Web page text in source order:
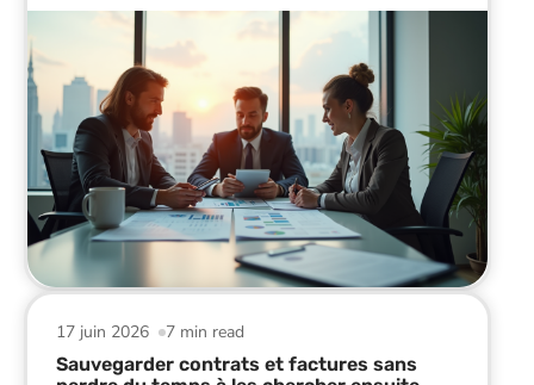
7 min read
17 juin 2026
Sauvegarder contrats et factures sans